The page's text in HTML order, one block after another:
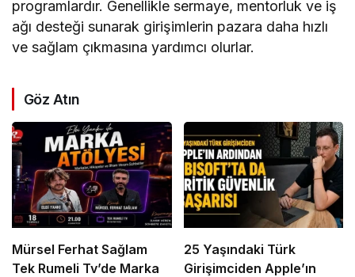
programlardır. Genellikle sermaye, mentorluk ve iş
ağı desteği sunarak girişimlerin pazara daha hızlı
ve sağlam çıkmasına yardımcı olurlar.
Göz Atın
Mürsel Ferhat Sağlam
Tek Rumeli Tv’de Marka
25 Yaşındaki Türk
Girişimciden Apple’ın